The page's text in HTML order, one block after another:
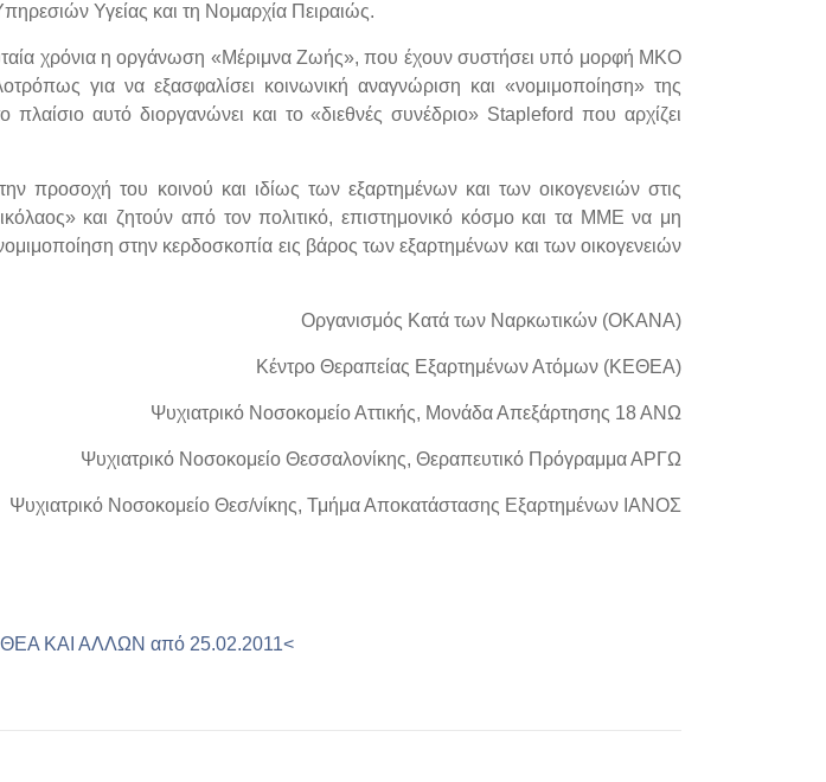
Υγείας και τη Νομαρχία Πειραιώς.
χρόνια η οργάνωση «Μέριμνα Ζωής», που έχουν συστήσει υπό μορφή ΜΚΟ
για να εξασφαλίσει κοινωνική αναγνώριση και «νομιμοποίηση» της
αυτό διοργανώνει και το «διεθνές συνέδριο» Stapleford που αρχίζει
προσοχή του κοινού και ιδίως των εξαρτημένων και των οικογενειών στις
και ζητούν από τον πολιτικό, επιστημονικό κόσμο και τα ΜΜΕ να μη
στην κερδοσκοπία εις βάρος των εξαρτημένων και των οικογενειών
Οργανισμός Κατά των Ναρκωτικών (ΟΚΑΝΑ)
Κέντρο Θεραπείας Εξαρτημένων Ατόμων (ΚΕΘΕΑ)
Ψυχιατρικό Νοσοκομείο Αττικής, Μονάδα Απεξάρτησης 18 ΑΝΩ
Ψυχιατρικό Νοσοκομείο Θεσσαλονίκης, Θεραπευτικό Πρόγραμμα ΑΡΓΩ
Ψυχιατρικό Νοσοκομείο Θεσ/νίκης, Τμήμα Αποκατάστασης Εξαρτημένων ΙΑΝΟΣ
ΚΑΙ ΑΛΛΩΝ από 25.02.2011<